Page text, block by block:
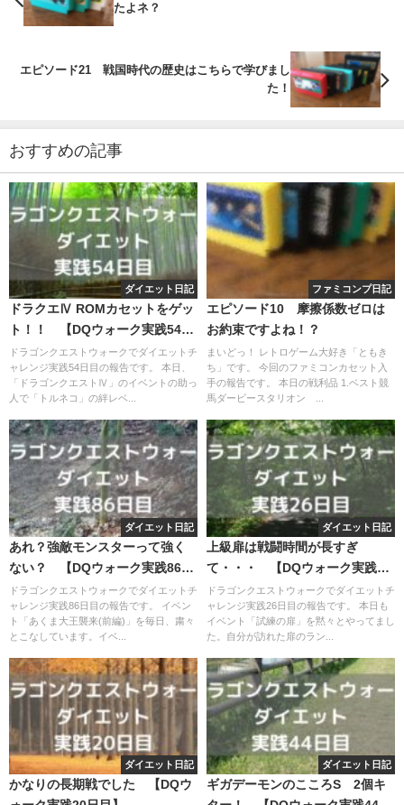
たよネ？
エピソード21 戦国時代の歴史はこちらで学びまし
た！
おすすめの記事
ダイエット日記
ドラクエⅣ ROMカセットをゲッ
ト！！ 【DQウォーク実践54日
目】
ドラゴンクエストウォークでダイエットチ
ャレンジ実践54日目の報告です。 本日、
「ドラゴンクエストⅣ」のイベントの助っ
人で「トルネコ」の絆レベ...
ファミコンプ日記
エピソード10 摩擦係数ゼロは
お約束ですよね！？
まいどっ！ レトロゲーム大好き「ともき
ち」です。 今回のファミコンカセット入
手の報告です。 本日の戦利品 1.ベスト競
馬ダービースタリオン ...
ダイエット日記
あれ？強敵モンスターって強く
ない？ 【DQウォーク実践86日
目】
ドラゴンクエストウォークでダイエットチ
ャレンジ実践86日目の報告です。 イベン
ト「あくま大王襲来(前編)」を毎日、粛々
とこなしています。イベ...
ダイエット日記
上級扉は戦闘時間が長すぎ
て・・・ 【DQウォーク実践26
日目】
ドラゴンクエストウォークでダイエットチ
ャレンジ実践26日目の報告です。 本日も
イベント「試練の扉」を黙々とやってまし
た。自分が訪れた扉のラン...
ダイエット日記
かなりの長期戦でした 【DQウ
ダイエット日記
ギガデーモンのこころS 2個キ